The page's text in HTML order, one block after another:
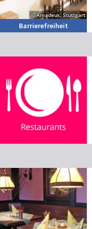
© Amadeus, Stuttgart
Barrierefreiheit